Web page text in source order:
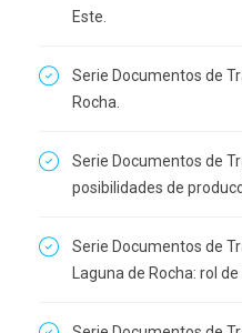
Este.
Serie Documentos de
Rocha.
Serie Documentos de
posibilidades de
Serie Documentos de
Laguna de Rocha: rol